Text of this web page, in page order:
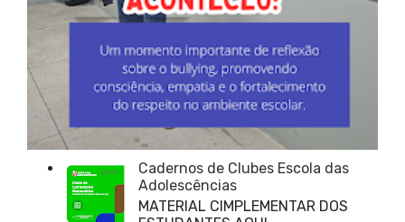
Cadernos de Clubes Escola das
Adolescências
MATERIAL CIMPLEMENTAR DOS